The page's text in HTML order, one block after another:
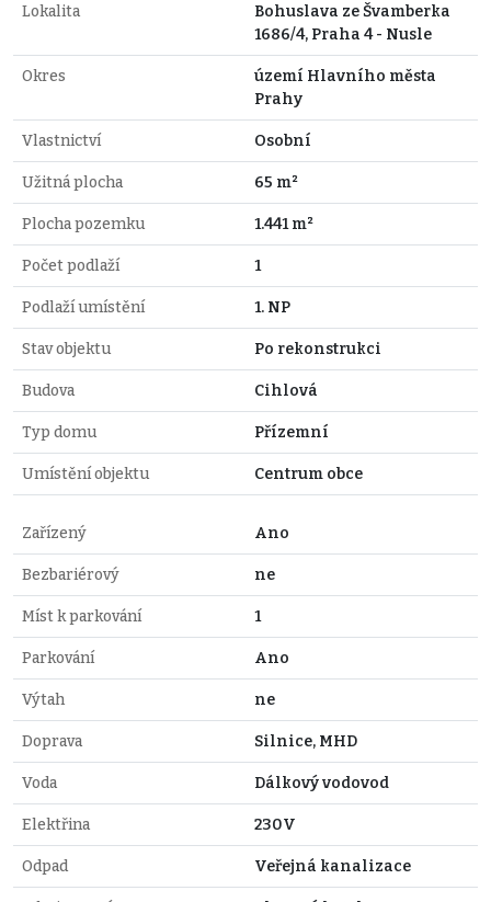
Lokalita
Bohuslava ze Švamberka
1686/4, Praha 4 - Nusle
Okres
území Hlavního města
Prahy
Vlastnictví Osobní
Užitná plocha 65 m²
Plocha pozemku 1.441 m²
Počet podlaží 1
Podlaží umístění 1. NP
Stav objektu Po rekonstrukci
Budova Cihlová
Typ domu Přízemní
Umístění objektu Centrum obce
Zařízený Ano
Bezbariérový ne
Míst k parkování 1
Parkování Ano
Výtah ne
Doprava Silnice, MHD
Voda Dálkový vodovod
Elektřina 230V
Odpad Veřejná kanalizace